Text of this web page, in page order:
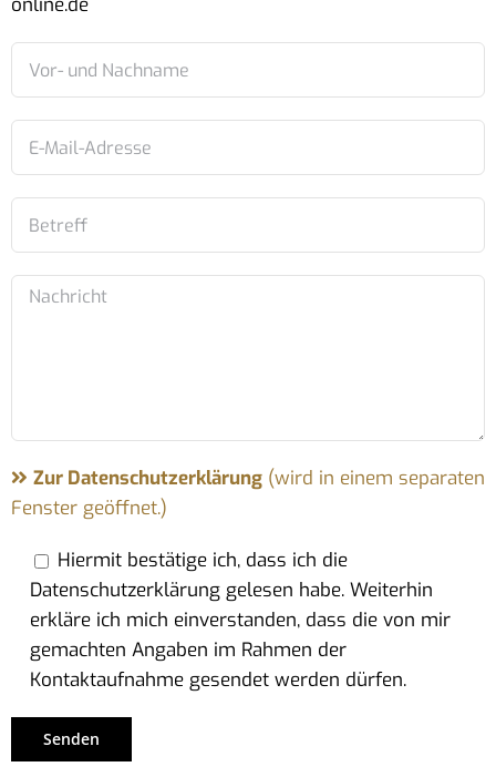
Zur Datenschutzerklärung(wird in einem separaten
Fenster geöffnet.)
Hiermit bestätige ich, dass ich die
Datenschutzerklärung gelesen habe. Weiterhin
erkläre ich mich einverstanden, dass die von mir
gemachten Angaben im Rahmen der
Kontaktaufnahme gesendet werden dürfen.